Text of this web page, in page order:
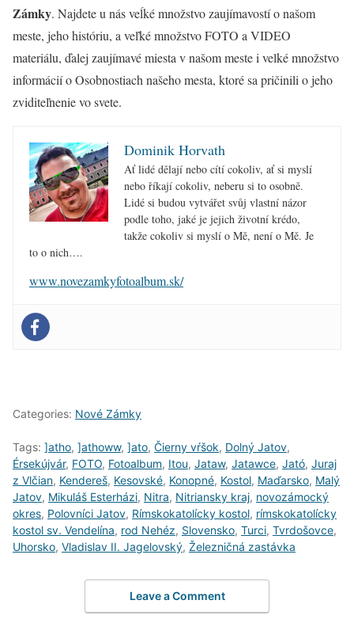
Zámky. Najdete u nás veĺké množstvo zaujímavostí o našom
meste, jeho históriu, a veľké množstvo FOTO a VIDEO
materiálu, ďalej zaujímavé miesta v našom meste i velké množstvo
informácií o Osobnostiach našeho mesta, ktoré sa pričinili o jeho
zviditeľnenie vo svete.
Dominik Horvath
Ať lidé dělají nebo cítí cokoliv, ať si myslí
nebo říkají cokoliv, neberu si to osobně.
Lidé si budou vytvářet svůj vlastní názor
podle toho, jaké je jejich životní krédo,
takže cokoliv si myslí o Mě, není o Mě. Je
to o nich….
www.novezamkyfotoalbum.sk/
Categories: Nové Zámky
Tags: ]atho, ]athoww, ]ato, Čierny vŕšok, Dolný Jatov,
Érsekújvár, FOTO, Fotoalbum, Itou, Jataw, Jatawce, Jató, Juraj
z Vlčian, Kendereš, Kesovské, Konopné, Kostol, Maďarsko, Malý
Jatov, Mikuláš Esterházi, Nitra, Nitriansky kraj, novozámocký
okres, Polovníci Jatov, Rímskokatolícky kostol, rímskokatolícky
kostol sv. Vendelína, rod Nehéz, Slovensko, Turci, Tvrdošovce,
Uhorsko, Vladislav II. Jagelovský, Železničná zastávka
Leave a Comment